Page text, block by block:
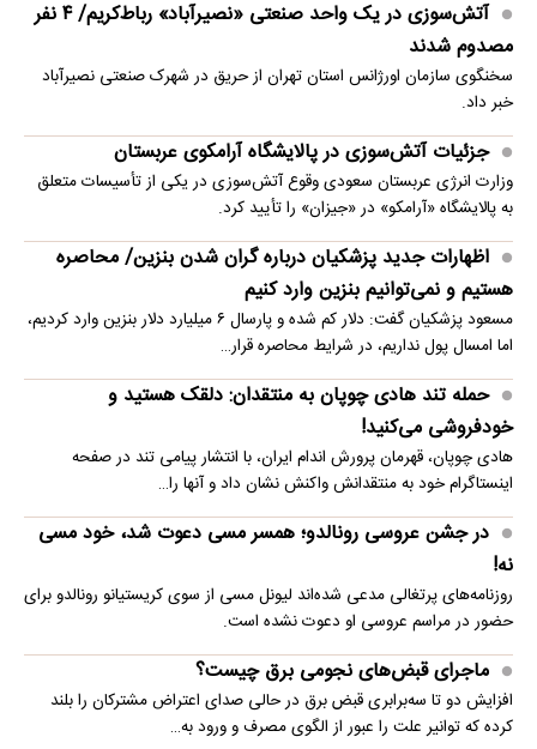
آتش‌سوزی در یک واحد صنعتی «نصیرآباد» رباط‌کریم/ ۴ نفر
مصدوم شدند
سخنگوی سازمان اورژانس استان تهران از حریق در شهرک صنعتی نصیرآباد
خبر داد.
جزئیات آتش‌سوزی در پالایشگاه آرامکوی عربستان
وزارت انرژی عربستان سعودی وقوع آتش‌سوزی در یکی از تأسیسات متعلق
به پالایشگاه «آرامکو» در «جیزان» را تأیید کرد.
اظهارات جدید پزشکیان درباره گران شدن بنزین/ محاصره
هستیم و نمی‌توانیم بنزین وارد کنیم
مسعود پزشکیان گفت: دلار کم شده و پارسال ۶ میلیارد دلار بنزین وارد کردیم،
اما امسال پول نداریم، در شرایط محاصره قرار…
حمله تند هادی چوپان به منتقدان: دلقک هستید و
خودفروشی می‌کنید!
هادی چوپان، قهرمان پرورش اندام ایران، با انتشار پیامی تند در صفحه
اینستاگرام خود به منتقدانش واکنش نشان داد و آنها را…
در جشن عروسی رونالدو؛ همسر مسی دعوت شد، خود مسی
نه!
روزنامه‌های پرتغالی مدعی شده‌اند لیونل مسی از سوی کریستیانو رونالدو برای
حضور در مراسم عروسی او دعوت نشده است.
ماجرای قبض‌های نجومی برق چیست؟
افزایش دو تا سه‌برابری قبض برق در حالی صدای اعتراض مشترکان را بلند
کرده که توانیر علت را عبور از الگوی مصرف و ورود به…